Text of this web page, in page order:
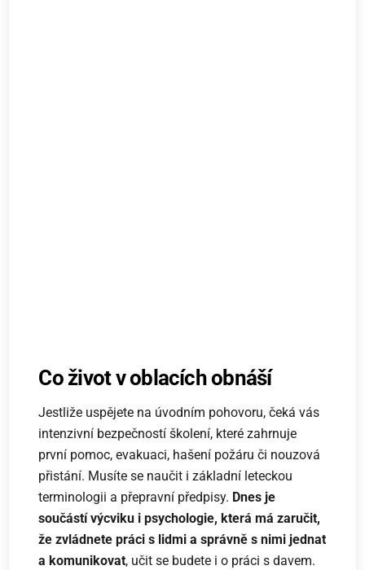
Co život v oblacích obnáší
Jestliže uspějete na úvodním pohovoru, čeká vás
intenzivní bezpečností školení, které zahrnuje
první pomoc, evakuaci, hašení požáru či nouzová
přistání. Musíte se naučit i základní leteckou
terminologii a přepravní předpisy. Dnes je
součástí výcviku i psychologie, která má zaručit,
že zvládnete práci s lidmi a správně s nimi jednat
a komunikovat, učit se budete i o práci s davem.